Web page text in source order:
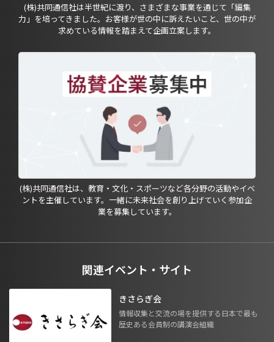
(株)共同通信社は半世紀に渡り、さまざまな事業を通じて「編集
力」を培ってきました。お客様が世の中に訴えたいこと、世の中が
求めている情報を踏まえて企画立案します。
(株)共同通信社は、教育・文化・スポーツなど各分野の活動やイベ
ントを主催しています。一緒に未来社会を創り上げていく参加企
業を募集しています。
関連イベント・サイト
きさらぎ会
情報収集と交流の場を提供する日本で最も
歴史ある会員制の講演会組織